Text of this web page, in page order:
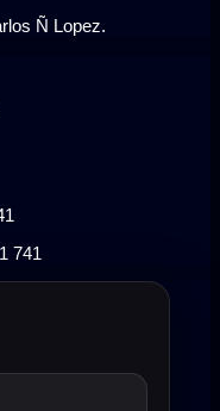
Ñ Lopez.
741